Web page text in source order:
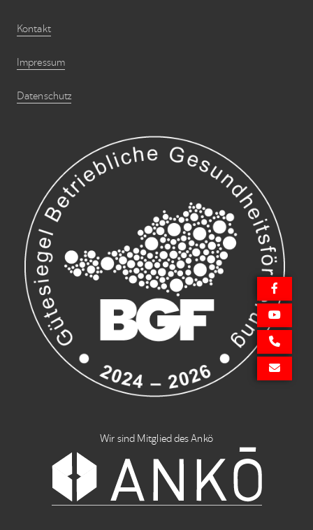
Kontakt
Impressum
Datenschutz
Wir sind Mitglied des Ankö